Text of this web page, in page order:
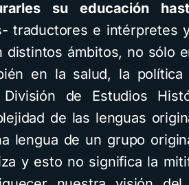
su educación
traductores e intérpretes
distintos ámbitos, no sólo
en la salud, la
de Estudios
de las lenguas
lengua de un grupo
y esto no significa la